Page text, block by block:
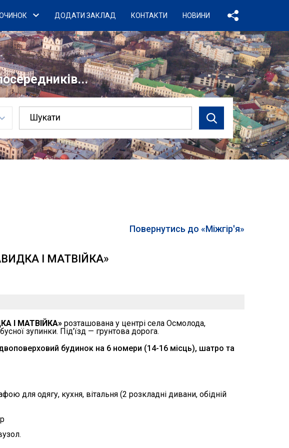
ДОДАТИ ЗАКЛАД КОНТАКТИ НОВИНИ
Повернутись до «Міжгір'я»
І МАТВІЙКА»
І МАТВІЙКА» розташована у центрі села Осмолода,
зупинки. Під'їзд — грунтова дорога.
будинок на 6 номери (14-16 місць), шатро та
для одягу, кухня, вітальня (2 розкладні дивани, обідній